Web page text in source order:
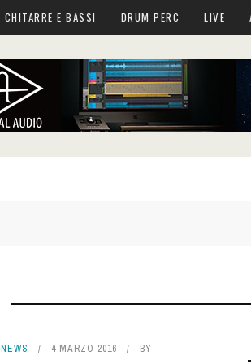
CHITARRE E BASSI DRUM PERC LIVE
NEWS 4 MARZO 2016
BY